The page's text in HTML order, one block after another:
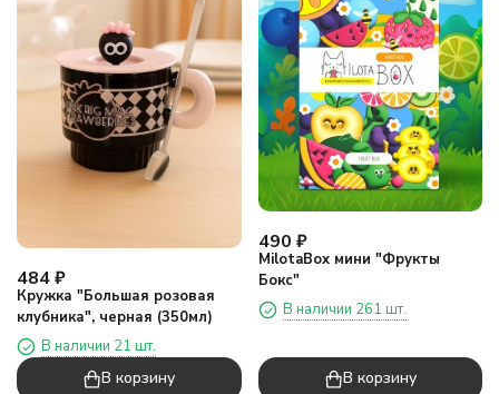
484₽
Кружка "Большая розовая
клубника", черная (350мл)
В наличии 21 шт.
В корзину
490 ₽
MilotaBox мини "Фрукты
Бокс"
В наличии 261 шт.
В корзину